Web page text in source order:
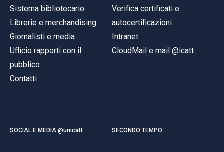
Sistema bibliotecario
Librerie e merchandising
Giornalisti e media
Ufficio rapporti con il
pubblico
Contatti
Verifica certificati e
autocertificazioni
Intranet
CloudMail e mail @icatt
SOCIAL E MEDIA @unicatt SECONDO TEMPO